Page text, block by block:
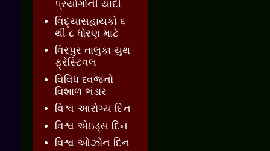
પ્રયોગોની યાદી
વિદ્યાસહાયકો ૬
થી ૮ ધોરણ માટે
વિરપુર તાલુકા યુથ
ફ્રેસ્ટિવલ
વિવિધ ધ્વજનો
વિશાળ ભંડાર
વિશ્વ આરોગ્ય દિન
વિશ્વ એઇડ્સ દિન
વિશ્વ ઓઝોન દિન